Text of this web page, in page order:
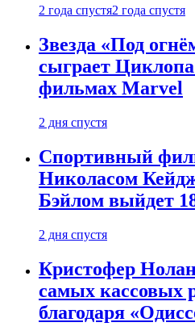
2 года спустя2 года спустя
Звезда «Под
сыграет
фильмах Marvel
2 дня спустя
Спортивный
Николасом
Бэйлом выйдет
2 дня спустя
Кристофер
самых кассовых
благодаря